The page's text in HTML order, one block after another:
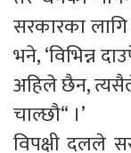
सरकारका लागि
भने, ‘विभिन्न
अहिले छैन,
चाल्छौ“ ।’
विपक्षी दलले